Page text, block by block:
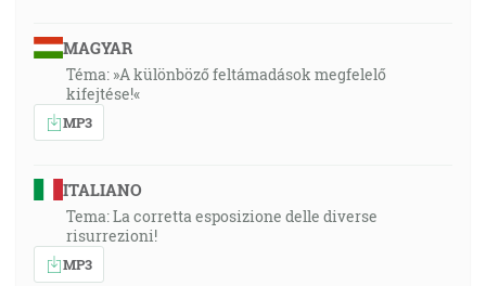
MAGYAR
Téma: »A különböző feltámadások megfelelő
kifejtése!«
MP3
ITALIANO
Tema: La corretta esposizione delle diverse
risurrezioni!
MP3